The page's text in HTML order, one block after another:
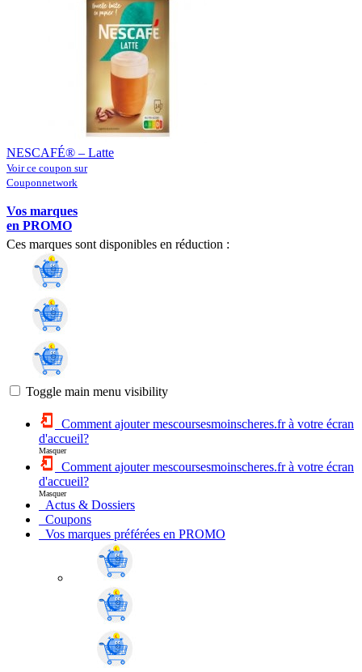
NESCAFÉ® – Latte
Voir ce coupon sur
Couponnetwork
Vos marques
en PROMO
Ces marques sont disponibles en réduction :
Toggle main menu visibility
Comment ajouter mescoursesmoinscheres.fr à votre écran
d'accueil?
Masquer
Comment ajouter mescoursesmoinscheres.fr à votre écran
d'accueil?
Masquer
Actus & Dossiers
Coupons
Vos marques préférées en PROMO